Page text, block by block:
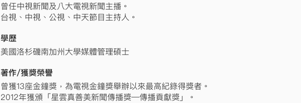
曾任中視新聞及八大電視新聞主播。
台視、中視、公視、中天節目主持人。
學歷
美國洛杉磯南加州大學媒體管理碩士
著作/獲獎榮譽
曾獲13座金鐘獎，為電視金鐘獎舉辦以來最高紀錄得獎者。
2012年獲頒「星雲真善美新聞傳播獎—傳播貢獻獎」。